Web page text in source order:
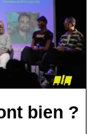
bien ?